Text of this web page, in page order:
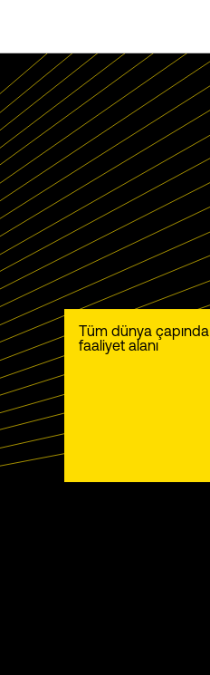
Tüm dünya çapında
faaliyet alanı